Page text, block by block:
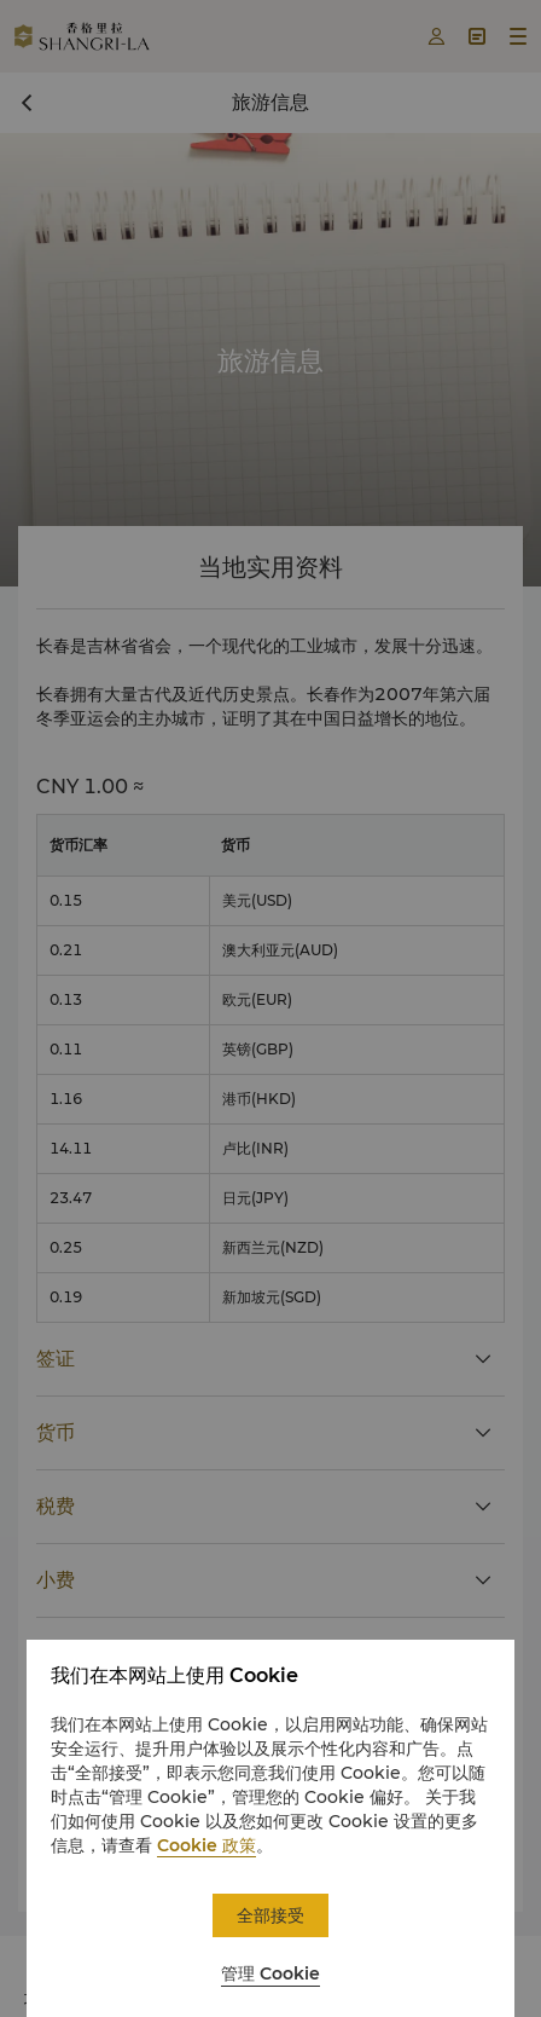
  
旅游信息
旅游信息
当地实用资料
长春是吉林省省会，一个现代化的工业城市，发展十分迅速。
长春拥有大量古代及近代历史景点。长春作为2007年第六届
冬季亚运会的主办城市，证明了其在中国日益增长的地位。
CNY 1.00 ≈
货币汇率 货币
0.15 美元(USD)
0.21 澳大利亚元(AUD)
0.13 欧元(EUR)
0.11 英镑(GBP)
1.16 港币(HKD)
14.11 卢比(INR)
23.47 日元(JPY)
0.25 新西兰元(NZD)
0.19 新加坡元(SGD)
签证
货币
税费
小费
公共健康
着装
地址
我们在本网站上使用 Cookie
我们在本网站上使用 Cookie，以启用网站功能、确保网站
安全运行、提升用户体验以及展示个性化内容和广告。点
击“全部接受”，即表示您同意我们使用 Cookie。您可以随
时点击“管理 Cookie”，管理您的 Cookie 偏好。 关于我
们如何使用 Cookie 以及您如何更改 Cookie 设置的更多
信息，请查看Cookie 政策。
管理 Cookie
全部接受